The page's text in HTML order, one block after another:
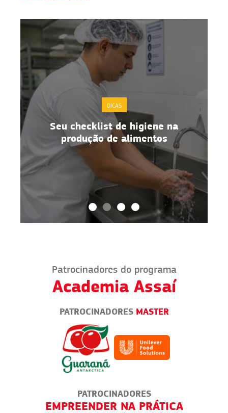
DICAS
Seu checklist de higiene na
produção de alimentos
Patrocinadores do programa
Academia Assaí
PATROCINADORES MASTER
PATROCINADORES
EMPREENDER NA PRÁTICA